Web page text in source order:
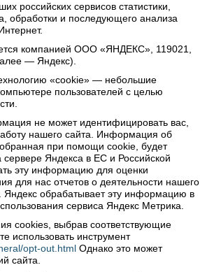
российских сервисов статистики,
обработки и последующего анализа
компанией ООО «ЯНДЕКС», 119021,
— Яндекс).
«cookie» — небольшие
пользователей с целью
не может идентифицировать вас,
нашего сайта. Информация об
при помощи cookie, будет
сервере Яндекса в ЕС и Российской
эту информацию для оценки
для нас отчетов о деятельности нашего
Яндекс обрабатывает эту информацию в
сервиса Яндекс Метрика.
cookies, выбрав соответствующие
использовать инструмент
opt-out.html Однако это может
сайта.